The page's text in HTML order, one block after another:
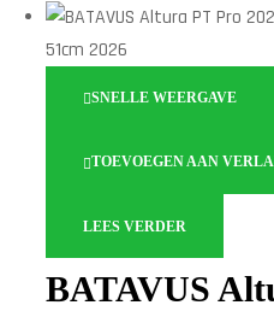
SNELLE WEERGAVE
TOEVOEGEN AAN
LEES VERDER
BATAVUS